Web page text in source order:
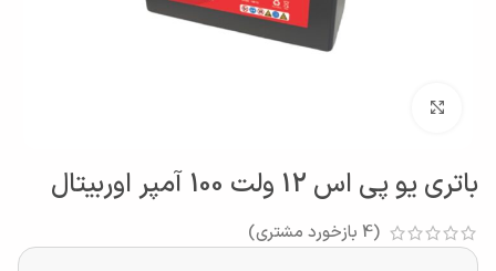
باتری یو پی اس 12 ولت 100 آمپر اوربیتال
(
4 بازخورد مشتری)